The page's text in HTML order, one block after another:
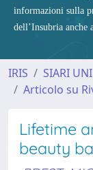
informazioni sulla
dell’Insubria
IRIS SIARI
Articolo su
Lifetime
beauty